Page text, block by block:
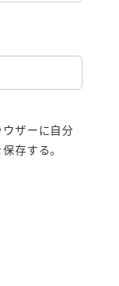
ザーに自分
存する。